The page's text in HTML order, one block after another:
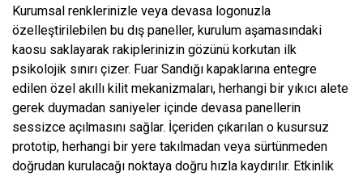
Kurumsal renklerinizle veya devasa logonuzla
özelleştirilebilen bu dış paneller, kurulum aşamasındaki
kaosu saklayarak rakiplerinizin gözünü korkutan ilk
psikolojik sınırı çizer. Fuar Sandığı kapaklarına entegre
edilen özel akıllı kilit mekanizmaları, herhangi bir yıkıcı alete
gerek duymadan saniyeler içinde devasa panellerin
sessizce açılmasını sağlar. İçeriden çıkarılan o kusursuz
prototip, herhangi bir yere takılmadan veya sürtünmeden
doğrudan kurulacağı noktaya doğru hızla kaydırılır. Etkinlik